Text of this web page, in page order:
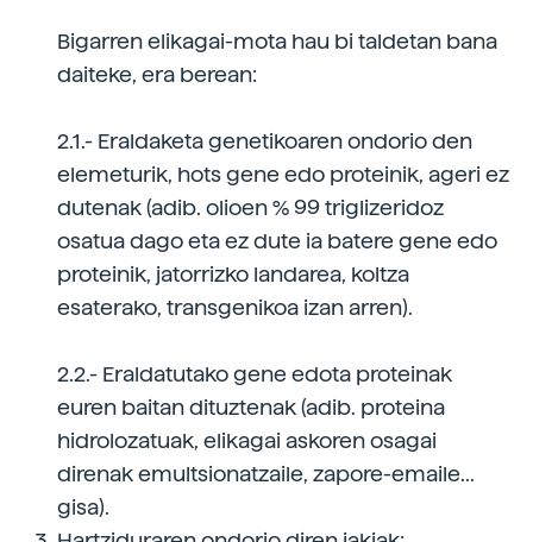
Bigarren elikagai-mota hau bi taldetan bana
daiteke, era berean:
2.1.- Eraldaketa genetikoaren ondorio den
elemeturik, hots gene edo proteinik, ageri ez
dutenak (adib. olioen % 99 triglizeridoz
osatua dago eta ez dute ia batere gene edo
proteinik, jatorrizko landarea, koltza
esaterako, transgenikoa izan arren).
2.2.- Eraldatutako gene edota proteinak
euren baitan dituztenak (adib. proteina
hidrolozatuak, elikagai askoren osagai
direnak emultsionatzaile, zapore-emaile...
gisa).